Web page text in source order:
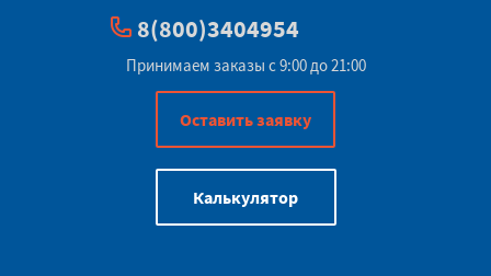
8(800)3404954
Принимаем заказы с 9:00 до 21:00
Оставить заявку
Калькулятор